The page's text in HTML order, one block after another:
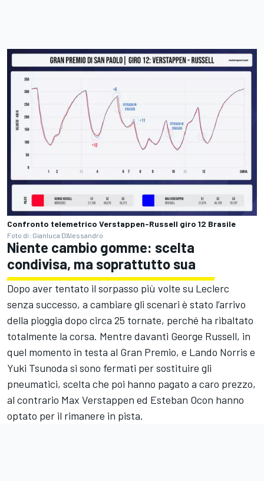
Confronto telemetrico Verstappen-Russell giro 12 Brasile
Foto di: Gianluca D'Alessandro
Niente cambio gomme: scelta
condivisa, ma soprattutto sua
Dopo aver tentato il sorpasso più volte su Leclerc
senza successo, a cambiare gli scenari è stato l’arrivo
della pioggia dopo circa 25 tornate, perché ha ribaltato
totalmente la corsa. Mentre davanti George Russell, in
quel momento in testa al Gran Premio, e Lando Norris e
Yuki Tsunoda si sono fermati per sostituire gli
pneumatici, scelta che poi hanno pagato a caro prezzo,
al contrario Max Verstappen ed Esteban Ocon hanno
optato per il rimanere in pista.